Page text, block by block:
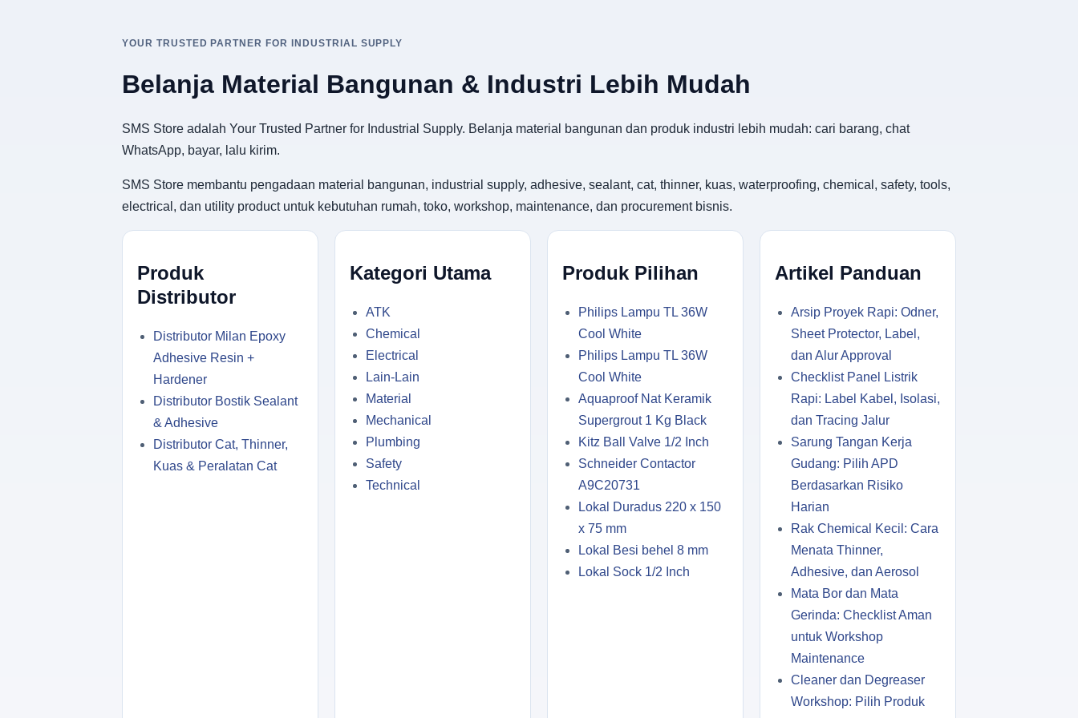
YOUR TRUSTED PARTNER FOR INDUSTRIAL SUPPLY
Belanja Material Bangunan & Industri Lebih Mudah
SMS Store adalah Your Trusted Partner for Industrial Supply. Belanja material bangunan dan produk industri lebih mudah: cari barang, chat
WhatsApp, bayar, lalu kirim.
SMS Store membantu pengadaan material bangunan, industrial supply, adhesive, sealant, cat, thinner, kuas, waterproofing, chemical, safety, tools,
electrical, dan utility product untuk kebutuhan rumah, toko, workshop, maintenance, dan procurement bisnis.
Produk
Distributor
Distributor Milan Epoxy
Adhesive Resin +
Hardener
Distributor Bostik Sealant
& Adhesive
Distributor Cat, Thinner,
Kuas & Peralatan Cat
Kategori Utama
ATK
Chemical
Electrical
Lain-Lain
Material
Mechanical
Plumbing
Safety
Technical
Produk Pilihan
Philips Lampu TL 36W
Cool White
Philips Lampu TL 36W
Cool White
Aquaproof Nat Keramik
Supergrout 1 Kg Black
Kitz Ball Valve 1/2 Inch
Schneider Contactor
A9C20731
Lokal Duradus 220 x 150
x 75 mm
Lokal Besi behel 8 mm
Lokal Sock 1/2 Inch
Artikel Panduan
Arsip Proyek Rapi: Odner,
Sheet Protector, Label,
dan Alur Approval
Checklist Panel Listrik
Rapi: Label Kabel, Isolasi,
dan Tracing Jalur
Sarung Tangan Kerja
Gudang: Pilih APD
Berdasarkan Risiko
Harian
Rak Chemical Kecil: Cara
Menata Thinner,
Adhesive, dan Aerosol
Mata Bor dan Mata
Gerinda: Checklist Aman
untuk Workshop
Maintenance
Cleaner dan Degreaser
Workshop: Pilih Produk